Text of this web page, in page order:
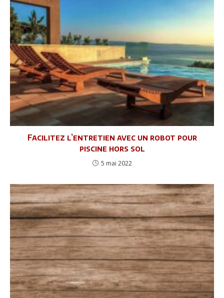
Facilitez l’entretien avec un robot pour
piscine hors sol
5 mai 2022